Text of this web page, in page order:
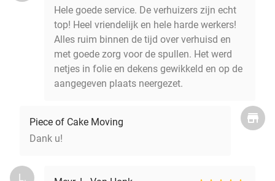
Hele goede service. De verhuizers zijn echt
top! Heel vriendelijk en hele harde werkers!
Alles ruim binnen de tijd over verhuisd en
met goede zorg voor de spullen. Het werd
netjes in folie en dekens gewikkeld en op de
aangegeven plaats neergezet.
Piece of Cake Moving
Dank u!
L.